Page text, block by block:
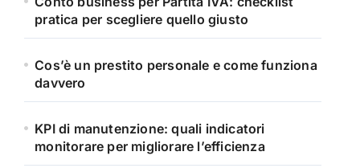
pratica per scegliere quello giusto
Cos’è un prestito personale e come funziona
davvero
KPI di manutenzione: quali indicatori
monitorare per migliorare l’efficienza